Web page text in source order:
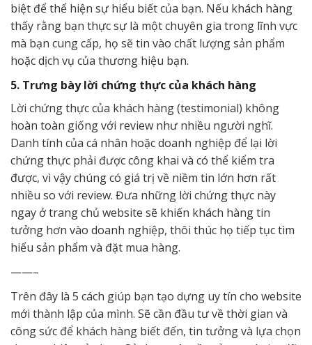
biệt để thể hiện sự hiểu biết của bạn. Nếu khách hàng
thấy rằng bạn thực sự là một chuyên gia trong lĩnh vực
mà bạn cung cấp, họ sẽ tin vào chất lượng sản phẩm
hoặc dịch vụ của thương hiệu bạn.
5. Trưng bày lời chứng thực của khách hàng
Lời chứng thực của khách hàng (testimonial) không
hoàn toàn giống với review như nhiều người nghĩ.
Danh tính của cá nhân hoặc doanh nghiệp để lại lời
chứng thực phải được công khai và có thể kiểm tra
được, vì vậy chúng có giá trị về niềm tin lớn hơn rất
nhiều so với review. Đưa những lời chứng thực này
ngay ở trang chủ website sẽ khiến khách hàng tin
tưởng hơn vào doanh nghiệp, thôi thúc họ tiếp tục tìm
hiểu sản phẩm và đặt mua hàng.
——–
Trên đây là 5 cách giúp bạn tạo dựng uy tín cho website
mới thành lập của mình. Sẽ cần đầu tư về thời gian và
công sức để khách hàng biết đến, tin tưởng và lựa chọn